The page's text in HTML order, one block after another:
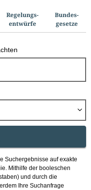
Regelungs­
entwürfe
Bundes­
gesetze
Suchergebnisse auf exakte
Mithilfe der booleschen
und durch die
Ihre Suchanfrage